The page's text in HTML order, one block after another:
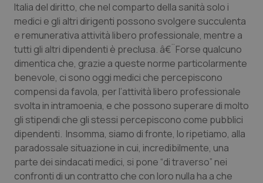
Quotidiano Oncologia
Quotidiano Pediatria
Rene & patologie urogenitali
Salute orale & impianti
Sangue & coagulazione
Tiroide
Italia del diritto, che nel comparto della sanità solo i
medici e gli altri dirigenti possono svolgere succulenta
e remunerativa attività libero professionale, mentre a
tutti gli altri dipendenti è preclusa. â€¨Forse qualcuno
dimentica che, grazie a queste norme particolarmente
benevole, ci sono oggi medici che percepiscono
compensi da favola, per l’attività libero professionale
svolta in intramoenia, e che possono superare di molto
gli stipendi che gli stessi percepiscono come pubblici
dipendenti. Insomma, siamo di fronte, lo ripetiamo, alla
paradossale situazione in cui, incredibilmente, una
parte dei sindacati medici, si pone “di traverso” nei
confronti di un contratto che con loro nulla ha a che